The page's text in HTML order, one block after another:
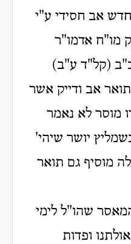
אב חסידי ע"י
מו"ח אדמו"ר
(קל"ד ע"ב)
אב ודייק אשר
מוסר לא נאמר
יושר שיהי'
מוסיף גם תואר
שהו"ל לימי
ופדות